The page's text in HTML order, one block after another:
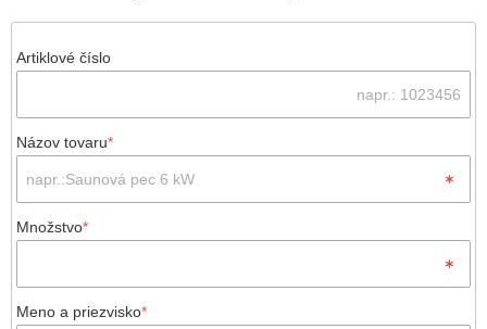
Artiklové číslo
Názov tovaru*
Množstvo*
Meno a priezvisko*